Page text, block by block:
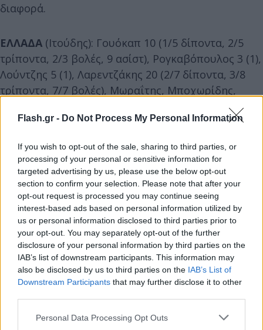
Flash.gr - Do Not Process My Personal Information
If you wish to opt-out of the sale, sharing to third parties, or
processing of your personal or sensitive information for
targeted advertising by us, please use the below opt-out
section to confirm your selection. Please note that after your
opt-out request is processed you may continue seeing
interest-based ads based on personal information utilized by
us or personal information disclosed to third parties prior to
your opt-out. You may separately opt-out of the further
disclosure of your personal information by third parties on the
IAB’s list of downstream participants. This information may
also be disclosed by us to third parties on the IAB’s List of
Downstream Participants that may further disclose it to other
Please note that this website/app uses one or more Google
Personal Data Processing Opt Outs
διαφορά.
ΕΛΛΑΔΑ (Ιτούδης): Γουόκαπ 10 (1/5 δίποντα, 2/5
τρίποντα, 2/3 βολές, 9 ασίστ), Ρογκαβόπουλος 3 (1),
Λούντζης 5 (1), Λαρεντζάκης 20 (2/7 δίποντα, 3/8
τρίποντα, 7/7 βολές), Μωραΐτης, Μποχωρίδης,
μπλοκ), Παπαπέτρου 27 (4/8 δίποντα, 4/7 τρίποντα,
Χατζηδάκης